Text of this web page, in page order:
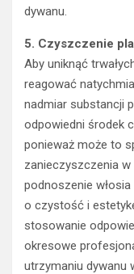
dywanu.
5. Czyszczenie
Aby uniknąć
reagować
nadmiar substancji
odpowiedni środek
ponieważ może to
zanieczyszczenia w
podnoszenie
o czystość i
stosowanie
okresowe
utrzymaniu dywanu